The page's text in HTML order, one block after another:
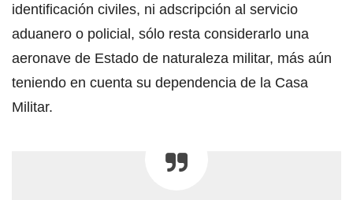
identificación civiles, ni adscripción al servicio
aduanero o policial, sólo resta considerarlo una
aeronave de Estado de naturaleza militar, más aún
teniendo en cuenta su dependencia de la Casa
Militar.